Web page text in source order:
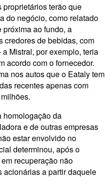
terão que
do negócio, como relatado
próxima ao fundo, a
credores de bebidas, com
Mistral, por exemplo, teria
acordo com o fornecedor.
nos autos que o Eataly tem
recentes apenas com
homologação da
e de outras empresas
estar envolvido no
determinou, após o
recuperação não
acionárias a partir daquele